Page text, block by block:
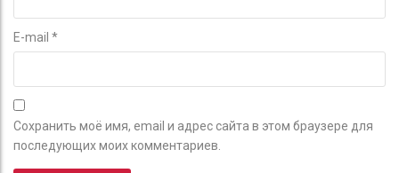
E-mail *
Сохранить моё имя, email и адрес сайта в этом браузере для
последующих моих комментариев.